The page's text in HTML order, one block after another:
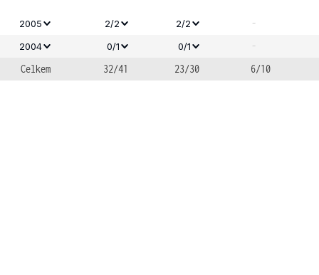
2005 2/2 2/2 -
2004 0/1 0/1
-
Celkem
32/41 23/30 6/10